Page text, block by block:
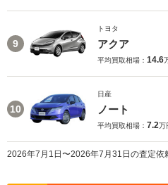
9
トヨタ
アクア
平均買取相場： 14.6
10
日産
ノート
平均買取相場： 7.2万
2026年7月1日〜2026年7月31日の査定依